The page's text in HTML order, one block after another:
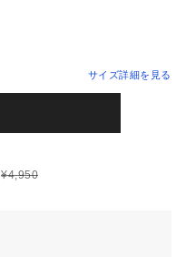
サイズ詳細を見る
¥4,950